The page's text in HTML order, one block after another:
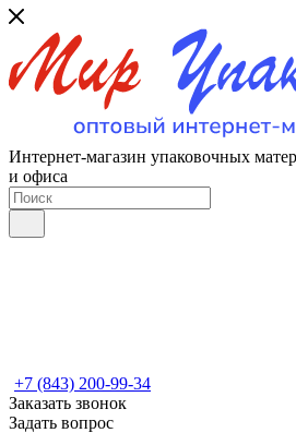
Интернет-магазин упаковочных
и офиса
+7 (843) 200-99-34
Заказать звонок
Задать вопрос